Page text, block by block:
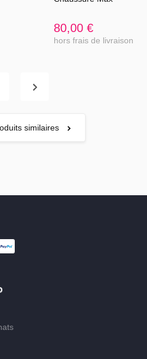
80,00 €
hors frais de livraison
similaires